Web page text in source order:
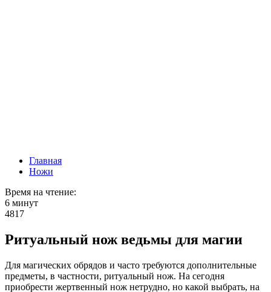
Главная
Ножи
Время на чтение:
6 минут
4817
Ритуальный нож ведьмы для магии
Для магических обрядов и часто требуются дополнительные
предметы, в частности, ритуальный нож. На сегодня
приобрести жертвенный нож нетрудно, но какой выбрать, на